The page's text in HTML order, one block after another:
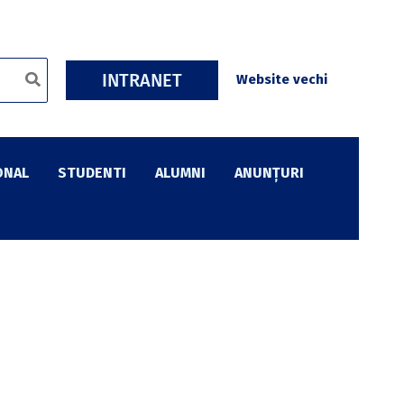
INTRANET Website vechi
STUDENTI ALUMNI
ANUNȚURI